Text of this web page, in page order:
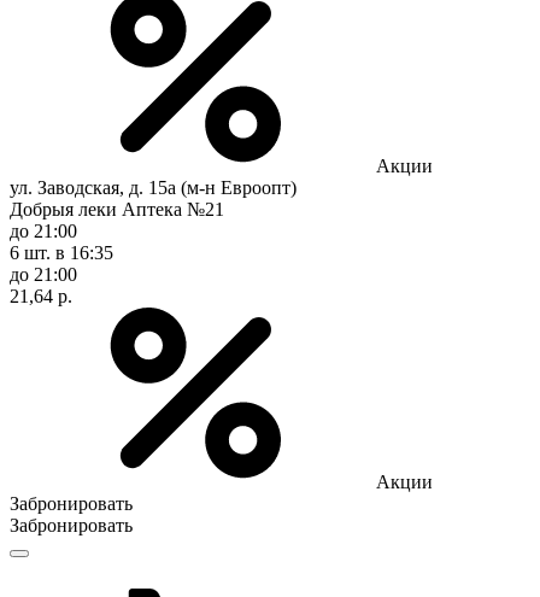
Акции
ул. Заводская, д. 15а (м-н Евроопт)
Добрыя леки Аптека №21
до 21:00
6 шт. в 16:35
до 21:00
21,64 р.
Акции
Забронировать
Забронировать